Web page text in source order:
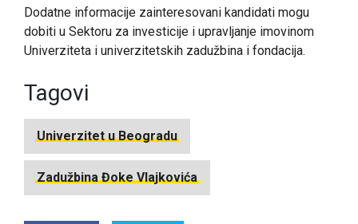
Dodatne informacije zainteresovani kandidati mogu
dobiti u Sektoru za investicije i upravljanje imovinom
Univerziteta i univerzitetskih zadužbina i fondacija.
Tagovi
Univerzitet u Beogradu
Zadužbina Đoke Vlajkovića